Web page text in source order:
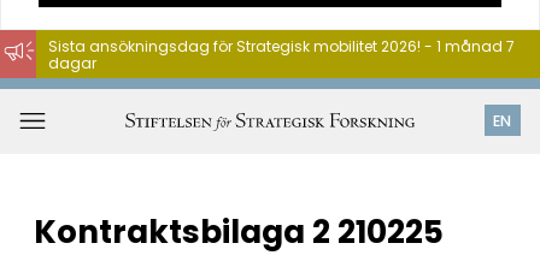
Hoppa
till
innehåll
EN
Sista ansökningsdag för Strategisk mobilitet 2026! - 1 månad 7
dagar
Kontraktsbilaga 2 210225